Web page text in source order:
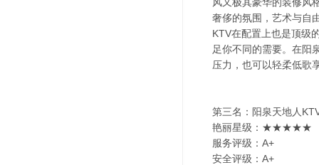
奢侈的氛围，艺术与自
KTV在配置上也是顶级
足你不同的需要。在阳
压力，也可以轻柔低歌
第三名：阳泉天地人
艳丽星级：★★★★★
服务评级：A+
安全评级：A+